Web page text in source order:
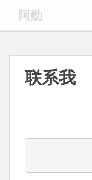
i
阿勋
联系我